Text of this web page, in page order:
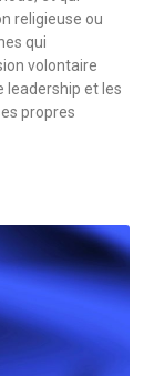
religieuse ou
qui
volontaire
leadership et les
propres